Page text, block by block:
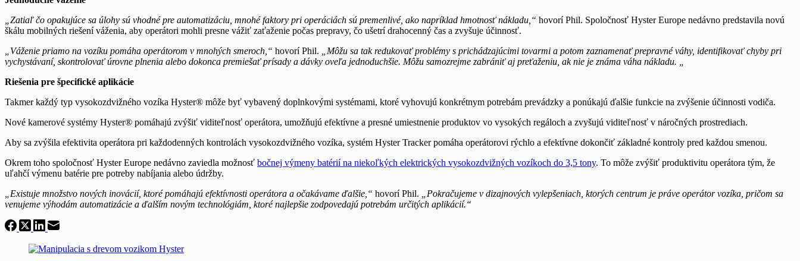
„Zatiaľ čo opakujúce sa úlohy sú vhodné pre automatizáciu, mnohé faktory pri operáciách sú premenlivé, ako napríklad hmotnosť nákladu,“ hovorí Phil. Spoločnosť Hyster Europe nedávno predstavila novú
škálu mobilných riešení váženia, aby operátori mohli presne vážiť zaťaženie počas prepravy, čo ušetrí drahocenný čas a zvyšuje účinnosť.
„Váženie priamo na vozíku pomáha operátorom v mnohých smeroch,“ hovorí Phil. „Môžu sa tak redukovať problémy s prichádzajúcimi tovarmi a potom zaznamenať prepravné váhy, identifikovať chyby pri
vychystávaní, skontrolovať úrovne plnenia alebo dokonca premiešať prísady a dávky oveľa jednoduchšie. Môžu samozrejme zabrániť aj preťaženiu, ak nie je známa váha nákladu. „
Riešenia pre špecifické aplikácie
Takmer každý typ vysokozdvižného vozíka Hyster® môže byť vybavený doplnkovými systémami, ktoré vyhovujú konkrétnym potrebám prevádzky a ponúkajú ďalšie funkcie na zvýšenie účinnosti vodiča.
Nové kamerové systémy Hyster® pomáhajú zvýšiť viditeľnosť operátora, umožňujú efektívne a presné umiestnenie produktov vo vysokých regáloch a zvyšujú viditeľnosť v náročných prostrediach.
Aby sa zvýšila efektivita operátora pri každodenných kontrolách vysokozdvižného vozíka, systém Hyster Tracker pomáha operátorovi rýchlo a efektívne dokončiť základné kontroly pred každou smenou.
Okrem toho spoločnosť Hyster Europe nedávno zaviedla možnosť bočnej výmeny batérií na niekoľkých elektrických vysokozdvižných vozíkoch do 3,5 tony. To môže zvýšiť produktivitu operátora tým, že
uľahčí výmenu batérie pre potreby nabíjania alebo údržby.
„Existuje množstvo nových inovácií, ktoré pomáhajú efektívnosti operátora a očakávame ďalšie,“ hovorí Phil. „Pokračujeme v dizajnových vylepšeniach, ktorých centrum je práve operátor vozíka, pričom sa
venujeme výhodám automatizácie a ďalším novým technológiám, ktoré najlepšie zodpovedajú potrebám určitých aplikácií.“